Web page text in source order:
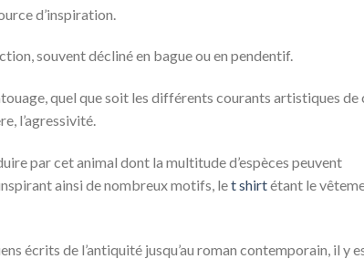
d’inspiration.
souvent décliné en bague ou en pendentif.
quel que soit les différents courants artistiques de
l’agressivité.
par cet animal dont la multitude d’espèces peuvent
ainsi de nombreux motifs, let shirtétant le
écrits de l’antiquité jusqu’au roman contemporain, il y